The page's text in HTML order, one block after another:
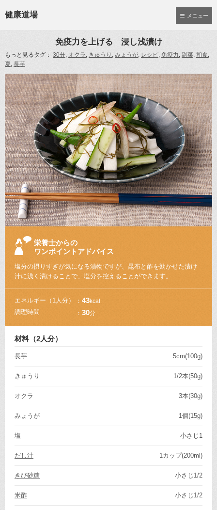
メニュー
健康道場
免疫力を上げる 浸し浅漬け
もっと見るタグ： 30分, オクラ , きゅうり , みょうが, レシピ, 免疫力, 副菜, 和食,
夏, 長芋
栄養士からの
ワンポイントアドバイス
塩分の摂りすぎが気になる漬物ですが、昆布と酢を効かせた漬け
汁に浅く漬けることで、塩分を控えることができます。
エネルギー （1人分）
調理時間
43kcal
30分
材料（2人分）
長芋 5cm(100g)
きゅうり 1/2本(50g)
オクラ 3本(30g)
みょうが 1個(15g)
塩 小さじ1
だし汁 1カップ(200ml)
きび砂糖 小さじ1/2
米酢 小さじ1/2